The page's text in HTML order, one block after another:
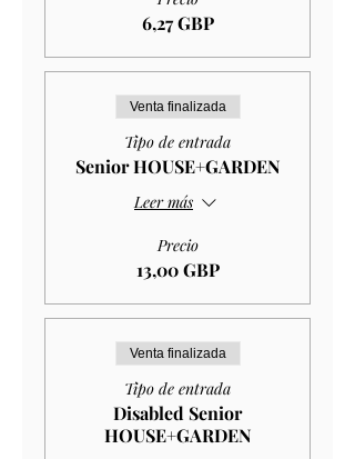
6,27 GBP
Venta finalizada
Tipo de entrada
Senior HOUSE+GARDEN
Leer más
Precio
13,00 GBP
Venta finalizada
Tipo de entrada
Disabled Senior
HOUSE+GARDEN